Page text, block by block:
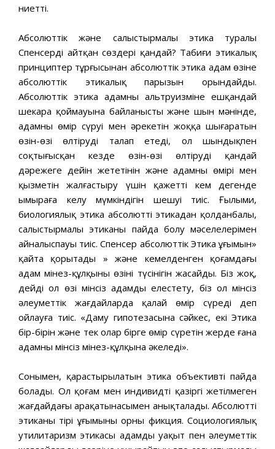
ниетті.
Абсолюттік және салыстырмалы этика туралы
Спенсердің айтқан сөздері қандай? Табиғи этикалық
принциптер тұрғысынан абсолюттік этика адам өзіне
абсолюттік этикалық парызын орындайды.
Абсолюттік этика адамның альтруизміне ешқандай
шекара қоймауына байланысты және шын мәнінде,
адамның өмір сүруі мен әрекетін жоққа шығаратын
өзін-өзі өлтіруді талап етеді, ол шындықпен
соқтығысқан кезде өзін-өзі өлтірудің қандай
дәрежеге дейін жететінін және адамның өмірі мен
қызметін жалғастыру үшін қажетті кем дегенде
ымыраға келу мүмкіндігін шешуі тиіс. Ғылыми,
биологиялық этика абсолютті этикадан қолданбалы,
салыстырмалы этиканың пайда болу мәселелерімен
айналыспауы тиіс. Спенсер абсолюттік Этика ұғымын»
қайта қорытады » және кемелденген қоғамдағы
адам мінез-құлқының өзінің түсінігін жасайды. Біз жоқ,
дейді ол өзі мінсіз адамды елестету, біз ол мінсіз
әлеуметтік жағдайларда қалай өмір сүреді деп
ойлауға тиіс. «Даму гипотезасына сәйкес, екі Этика
бір-бірін және тек олар бірге өмір сүретін жерде ғана
адамның мінсіз мінез-құлқына әкеледі».
Сонымен, қарастырылатын этика объективті пайда
болады. Ол қоғам мен индивидтің қазіргі жетілмеген
жағдайдағы арақатынасымен анықталады. Абсолютті
этиканың тірі ұғымының орны фикция. Социологиялық
утилитаризм этикасы адамды уақыт пен әлеуметтік